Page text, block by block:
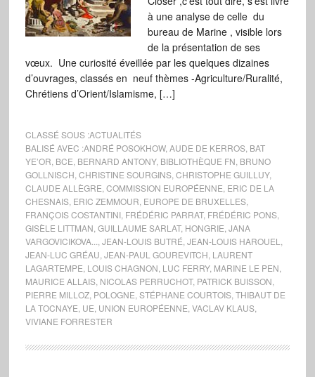
à une analyse de celle du
bureau de Marine , visible lors
de la présentation de ses
vœux. Une curiosité éveillée par les quelques dizaines
d’ouvrages, classés en neuf thèmes -Agriculture/Ruralité,
Chrétiens d’Orient/Islamisme, […]
CLASSÉ SOUS :ACTUALITÉS
BALISÉ AVEC :ANDRÉ POSOKHOW, AUDE DE KERROS, BAT
YE’OR BCE BERNARD ANTONY, BIBLIOTHÈQUE FN BRUNO
GOLLNISCH CHRISTINE SOURGINS, CHRISTOPHE GUILLUY,
CLAUDE ALLÈGRE COMMISSION EUROPÉENNE ERIC DE LA
CHESNAIS, ERIC ZEMMOUR EUROPE DE BRUXELLES,
FRANÇOIS COSTANTINI, FRÉDÉRIC PARRAT, FRÉDÉRIC PONS,
GISÈLE LITTMAN GUILLAUME SARLAT, HONGRIE JANA
VARGOVICIKOVA...
JEAN-LOUIS BUTRÉ JEAN-LOUIS HAROUEL
JEAN-LUC GRÉAU JEAN-PAUL GOUREVITCH LAURENT
LAGARTEMPE LOUIS CHAGNON LUC FERRY, MARINE LE PEN
MAURICE ALLAIS, NICOLAS PERRUCHOT, PATRICK BUISSON
PIERRE MILLOZ, POLOGNE STÉPHANE COURTOIS, THIBAUT DE
LA TOCNAYE UE UNION EUROPÉENNE VACLAV KLAUS,
VIVIANE FORRESTER